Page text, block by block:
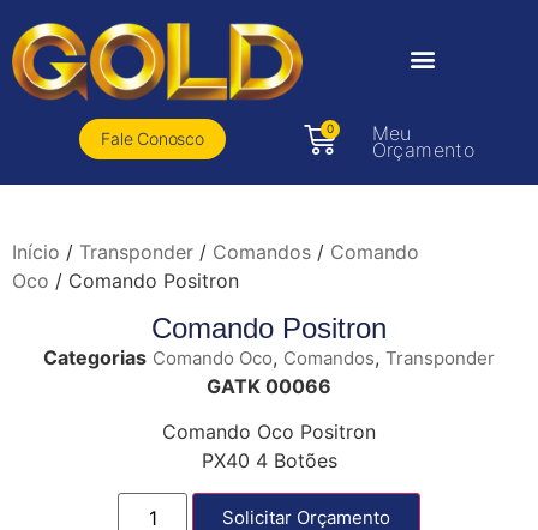
Fale Conosco
0 Meu
Orçamento
Início / Transponder / Comandos / Comando
Oco / Comando Positron
Comando Positron
Categorias Comando Oco, Comandos, Transponder
GATK 00066
Comando Oco Positron
PX40 4 Botões
Solicitar Orçamento